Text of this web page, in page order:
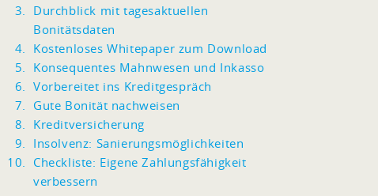
Durchblick mit tagesaktuellen
Bonitätsdaten
Kostenloses Whitepaper zum Download
Konsequentes Mahnwesen und Inkasso
Vorbereitet ins Kreditgespräch
Gute Bonität nachweisen
Kreditversicherung
Insolvenz: Sanierungsmöglichkeiten
Checkliste: Eigene Zahlungsfähigkeit
verbessern